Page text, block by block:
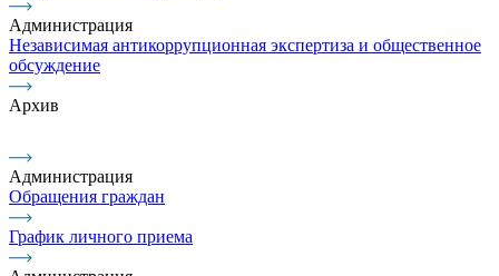
Администрация
Независимая антикоррупционная экспертиза и общественное
обсуждение
Архив
Администрация
Обращения граждан
График личного приема